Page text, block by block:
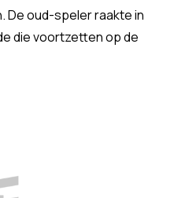
De oud-speler raakte in
die voortzetten op de